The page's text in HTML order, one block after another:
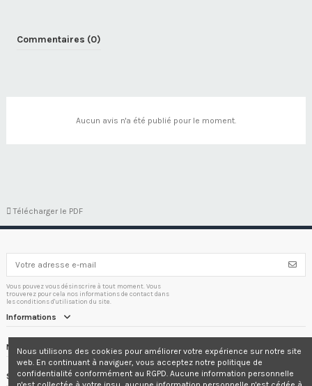
Commentaires (0)
Aucun avis n'a été publié pour le moment.
 Télécharger le PDF
Vous pouvez vous désinscrire à tout moment. Vous
trouverez pour cela nos informations de contact dans
les conditions d'utilisation du site.
Informations
Nous contacter
Suivez-nous
Nous utilisons des cookies pour améliorer votre expérience sur notre site
web. En continuant à naviguer, vous acceptez notre politique de
confidentialité conformément au RGPD. Aucune information personnelle